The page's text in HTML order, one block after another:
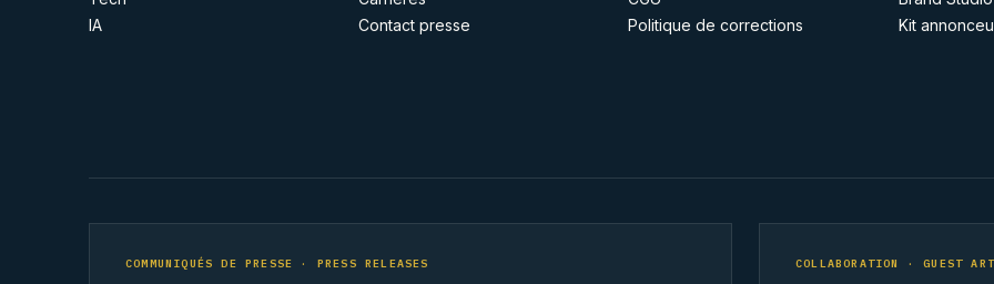
IA
Contact presse
Politique de corrections
Kit
COMMUNIQUÉS DE PRESSE · PRESS RELEASES COLLABORATION · GUEST